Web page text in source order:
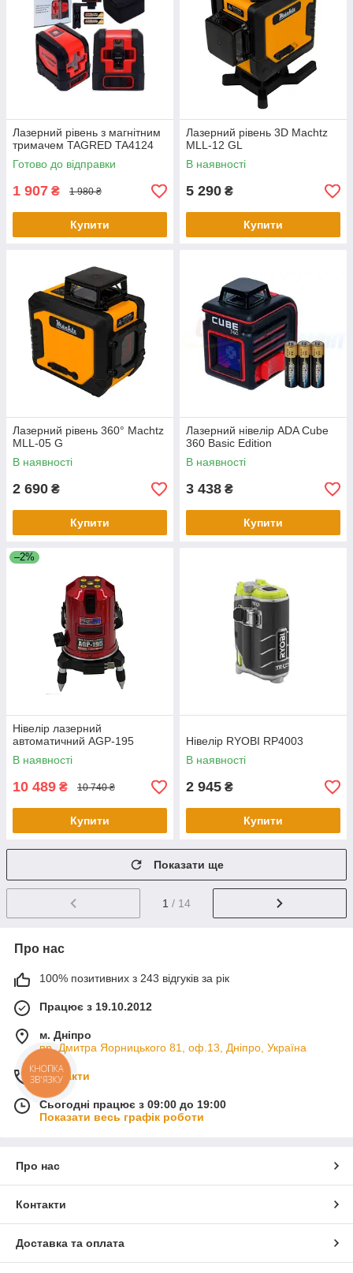
Лазерний рівень з магнітним
тримачем TAGRED TA4124
Готово до відправки
1 907 ₴ 1 980 ₴
Купити
Лазерний рівень 3D Machtz
MLL-12 GL
В наявності
5 290 ₴
Купити
Лазерний рівень 360° Machtz
MLL-05 G
В наявності
2 690 ₴
Купити
Лазерний нівелір ADA Cube
360 Basic Edition
В наявності
3 438 ₴
Купити
–2%
Нівелір лазерний
автоматичний AGP-195
В наявності
10 489 ₴ 10 740 ₴
Купити
Нівелір RYOBI RP4003
В наявності
2 945 ₴
Купити
Показати ще
1 / 14
Про нас
100% позитивних з 243 відгуків за рік
Працює з 19.10.2012
м. Дніпро
пр. Дмитра Яорницького 81, оф.13, Дніпро, Україна
Контакти
Сьогодні працює з 09:00 до 19:00
Показати весь графік роботи
Про нас
Контакти
Доставка та оплата
КНОПКА
ЗВ'ЯЗКУ